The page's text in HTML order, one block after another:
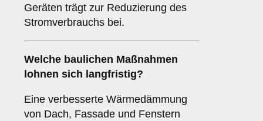
Geräten trägt zur Reduzierung des
Stromverbrauchs bei.
Welche baulichen Maßnahmen
lohnen sich langfristig?
Eine verbesserte Wärmedämmung
von Dach, Fassade und Fenstern